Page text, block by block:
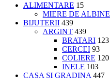
ALIMENTARE 15
MIERE DE ALBINE
BIJUTERII 439
ARGINT 439
BRATARI 123
CERCEI 93
COLIERE 120
INELE 103
CASA SI GRADINA 447